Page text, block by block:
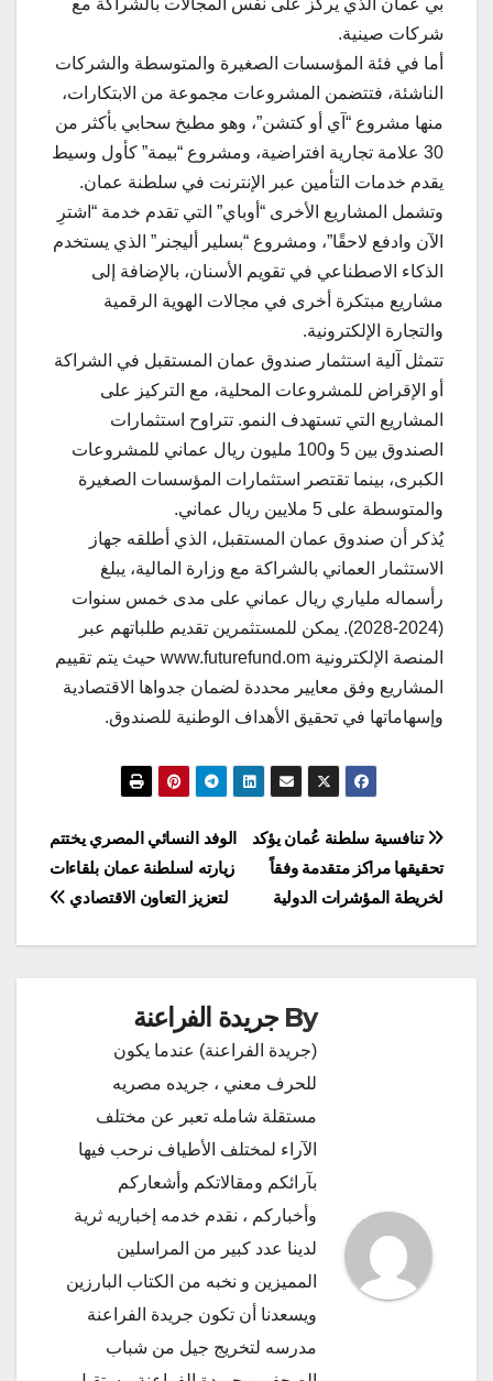
بي عمان الذي يركز على نفس المجالات بالشراكة مع
شركات صينية.
أما في فئة المؤسسات الصغيرة والمتوسطة والشركات
الناشئة، فتتضمن المشروعات مجموعة من الابتكارات،
منها مشروع “آي أو كتشن”، وهو مطبخ سحابي بأكثر من
30 علامة تجارية افتراضية، ومشروع “بيمة” كأول وسيط
يقدم خدمات التأمين عبر الإنترنت في سلطنة عمان.
وتشمل المشاريع الأخرى “أوباي” التي تقدم خدمة “اشترِ
الآن وادفع لاحقًا”، ومشروع “بسلير أليجنر” الذي يستخدم
الذكاء الاصطناعي في تقويم الأسنان، بالإضافة إلى
مشاريع مبتكرة أخرى في مجالات الهوية الرقمية
والتجارة الإلكترونية.
تتمثل آلية استثمار صندوق عمان المستقبل في الشراكة
أو الإقراض للمشروعات المحلية، مع التركيز على
المشاريع التي تستهدف النمو. تتراوح استثمارات
الصندوق بين 5 و100 مليون ريال عماني للمشروعات
الكبرى، بينما تقتصر استثمارات المؤسسات الصغيرة
والمتوسطة على 5 ملايين ريال عماني.
يُذكر أن صندوق عمان المستقبل، الذي أطلقه جهاز
الاستثمار العماني بالشراكة مع وزارة المالية، يبلغ
رأسماله ملياري ريال عماني على مدى خمس سنوات
(2024-2028). يمكن للمستثمرين تقديم طلباتهم عبر
المنصة الإلكترونية www.futurefund.om حيث يتم تقييم
المشاريع وفق معايير محددة لضمان جدواها الاقتصادية
وإسهاماتها في تحقيق الأهداف الوطنية للصندوق.
تصفّح
المقالات
الوفد النسائي المصري يختتم
زيارته لسلطنة عمان بلقاءات
لتعزيز التعاون الاقتصادي
تنافسية سلطنة عُمان يؤكد
تحقيقها مراكز متقدمة وفقاً
لخريطة المؤشرات الدولية
By جريدة الفراعنة
(جريدة الفراعنة) عندما يكون
للحرف معني ، جريده مصريه
مستقلة شامله تعبر عن مختلف
الآراء لمختلف الأطياف نرحب فيها
بآرائكم ومقالاتكم وأشعاركم
وأخباركم ، نقدم خدمه إخباريه ثرية
لدينا عدد كبير من المراسلين
المميزين و نخبه من الكتاب البارزين
ويسعدنا أن تكون جريدة الفراعنة
مدرسه لتخريج جيل من شباب